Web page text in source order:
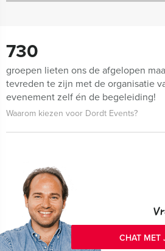
730
groepen lieten ons de afgelopen
tevreden te zijn met de organisatie
evenement zelf én de begeleiding!
Waarom kiezen voor Dordt Events?
CHAT MET